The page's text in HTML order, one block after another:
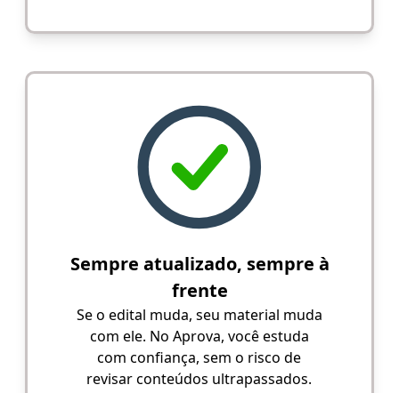
Sempre atualizado, sempre à
frente
Se o edital muda, seu material muda
com ele. No Aprova, você estuda
com confiança, sem o risco de
revisar conteúdos ultrapassados.